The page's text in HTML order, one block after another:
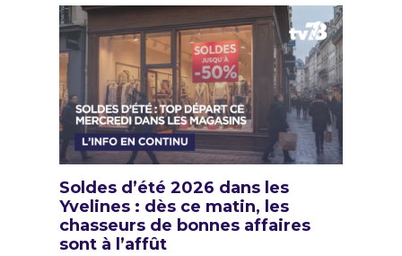
Soldes d’été 2026 dans les
Yvelines : dès ce matin, les
chasseurs de bonnes affaires
sont à l’affût